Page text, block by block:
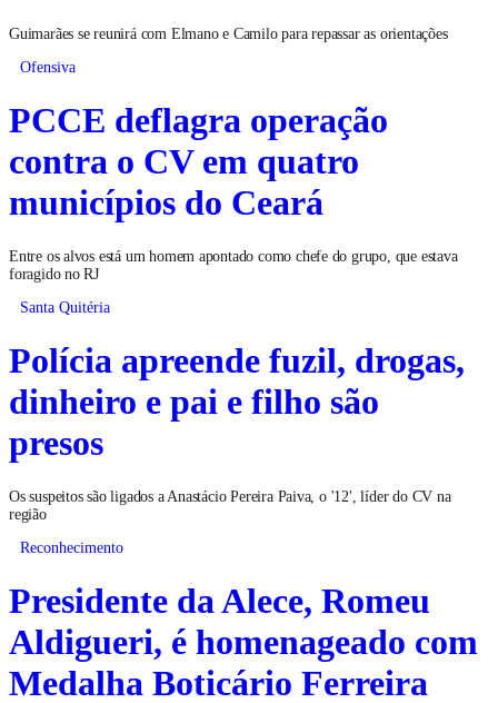
Guimarães se reunirá com Elmano e Camilo para repassar as orientações
Ofensiva
PCCE deflagra operação
contra o CV em quatro
municípios do Ceará
Entre os alvos está um homem apontado como chefe do grupo, que estava
foragido no RJ
Santa Quitéria
Polícia apreende fuzil, drogas,
dinheiro e pai e filho são
presos
Os suspeitos são ligados a Anastácio Pereira Paiva, o '12', líder do CV na
região
Reconhecimento
Presidente da Alece, Romeu
Aldigueri, é homenageado com
Medalha Boticário Ferreira